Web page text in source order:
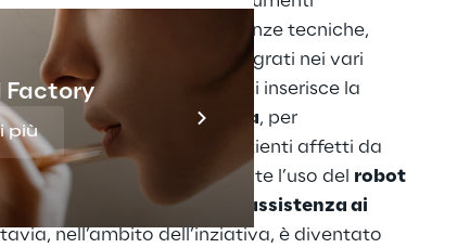
Factory
più
a utenti senza competenze tecniche,
essere facilmente integrati nei vari
In questo contesto, si inserisce la
con l'
Università Cattolica, per
l’interazione tra robot e pazienti affetti da
e valutare come tramite l’uso del robot
si potesse migliorare l'
assistenza ai
nell’ambito dell’inziativa, è diventato